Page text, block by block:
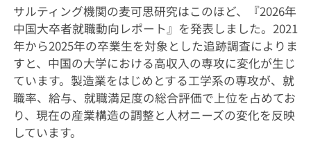
サルティング機関の麦可思研究はこのほど、『2026年
中国大卒者就職動向レポート』を発表しました。2021
年から2025年の卒業生を対象とした追跡調査によりま
すと、中国の大学における高収入の専攻に変化が生じ
ています。製造業をはじめとする工学系の専攻が、就
職率、給与、就職満足度の総合評価で上位を占めてお
り、現在の産業構造の調整と人材ニーズの変化を反映
しています。